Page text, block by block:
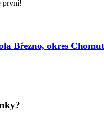
první!
Březno, okres